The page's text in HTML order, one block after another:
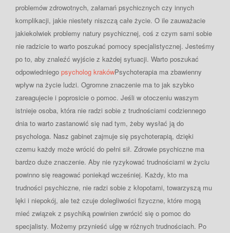
problemów zdrowotnych, załamań psychicznych czy innych
komplikacji, jakie niestety niszczą całe życie. O ile zauważacie
jakiekolwiek problemy natury psychicznej, coś z czym sami sobie
nie radzicie to warto poszukać pomocy specjalistycznej. Jesteśmy
po to, aby znaleźć wyjście z każdej sytuacji. Warto poszukać
odpowiedniego psycholog krakówPsychoterapia ma zbawienny
wpływ na życie ludzi. Ogromne znaczenie ma to jak szybko
zareagujecie i poprosicie o pomoc. Jeśli w otoczeniu waszym
istnieje osoba, która nie radzi sobie z trudnościami codziennego
dnia to warto zastanowić się nad tym, żeby wysłać ją do
psychologa. Nasz gabinet zajmuje się psychoterapią, dzięki
czemu każdy może wrócić do pełni sił. Zdrowie psychiczne ma
bardzo duże znaczenie. Aby nie ryzykować trudnościami w życiu
powinno się reagować poniekąd wcześniej. Każdy, kto ma
trudności psychiczne, nie radzi sobie z kłopotami, towarzyszą mu
lęki i niepokój, ale też czuje dolegliwości fizyczne, które mogą
mieć związek z psychiką powinien zwrócić się o pomoc do
specjalisty. Możemy przynieść ulgę w różnych trudnościach. Po